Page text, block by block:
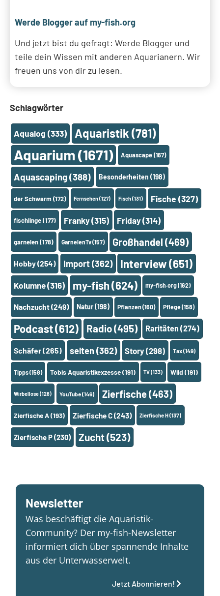
Werde Blogger auf my-fish.org
Und jetzt bist du gefragt: Werde Blogger und
teile dein Wissen mit anderen Aquarianern. Wir
freuen uns von dir zu lesen.
Schlagwörter
Aqualog (333) Aquaristik (781)
Aquarium (1671) Aquascape(167)
Aquascaping(388) Besonderheiten (198)
der Schwarm(172) Fernsehen(127) Fisch(131) Fische (327)
fischlinge(177) Franky(315) Friday(314)
garnelen(178) GarnelenTv(157) Großhandel (469)
Hobby(254) Import(362) Interview(651)
Kolumne(316) my-fish(624) my-fish.org(162)
Nachzucht(249) Natur(198) Pflanzen(160) Pflege(158)
Podcast(612) Radio(495) Raritäten (274)
Schäfer(265) selten (362) Story (298) Tax(149)
Tipps(158) Tobis Aquaristikexzesse(191) TV(133) Wild (191)
Wirbellose(128) YouTube(146) Zierfische(463)
Zierfische A(193) Zierfische C(243) Zierfische H(137)
Zierfische P(230) Zucht(523)
Newsletter
Was beschäftigt die Aquaristik-
Community? Der my-fish-Newsletter
informiert dich über spannende Inhalte
aus der Unterwasserwelt.
Jetzt Abonnieren!